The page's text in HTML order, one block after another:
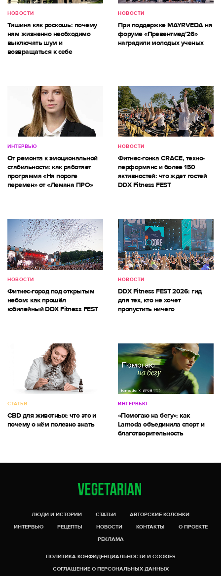
НОВОСТИ
Тишина как роскошь: почему
нам жизненно необходимо
выключать шум и
возвращаться к себе
НОВОСТИ
При поддержке MAYRVEDA на
форуме «Превентмед’26»
наградили молодых ученых
ИНТЕРВЬЮ
От ремонта к эмоциональной
стабильности: как работает
программа «На пороге
перемен» от «Лемана ПРО»
НОВОСТИ
Фитнес-гонка CRACE, техно-
перформанс и более 150
активностей: что ждет гостей
DDX Fitness FEST
НОВОСТИ
Фитнес-город под открытым
небом: как прошёл
юбилейный DDX Fitness FEST
НОВОСТИ
DDX Fitness FEST 2026: гид
для тех, кто не хочет
пропустить ничего
СТАТЬИ
CBD для животных: что это и
почему о нём полезно знать
ИНТЕРВЬЮ
«Помогаю на бегу»: как
Lamoda объединила спорт и
благотворительность
ЛЮДИ И ИСТОРИИ СТАТЬИ
АВТОРСКИЕ КОЛОНКИ
ИНТЕРВЬЮ
РЕЦЕПТЫ НОВОСТИ КОНТАКТЫ
О ПРОЕКТЕ
РЕКЛАМА
ПОЛИТИКА КОНФИДЕНЦИАЛЬНОСТИ И COOKIES
СОГЛАШЕНИЕ О ПЕРСОНАЛЬНЫХ ДАННЫХ